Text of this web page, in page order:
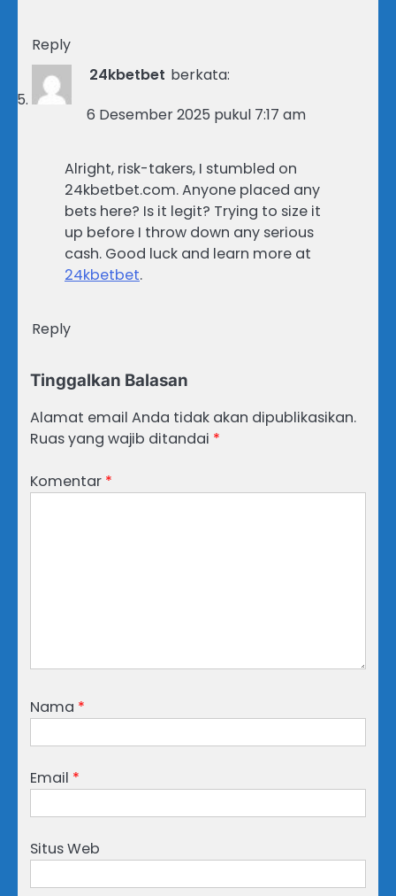
Reply
24kbetbet berkata:
6 Desember 2025 pukul 7:17 am
Alright, risk-takers, I stumbled on
24kbetbet.com. Anyone placed any
bets here? Is it legit? Trying to size it
up before I throw down any serious
cash. Good luck and learn more at
24kbetbet.
Reply
Tinggalkan Balasan
Alamat email Anda tidak akan dipublikasikan.
Ruas yang wajib ditandai *
Komentar *
Nama *
Email *
Situs Web